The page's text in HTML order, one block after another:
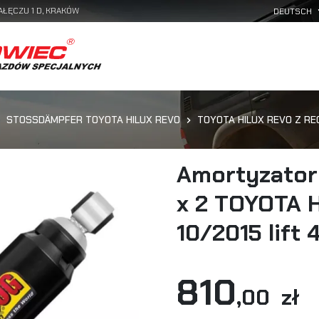
1 D, KRAKÓW
STOSSDÄMPFER TOYOTA HILUX REVO TOYOTA HILUX REVO Z
x 2 TOYOTA
10/2015 lift
810,00 zł